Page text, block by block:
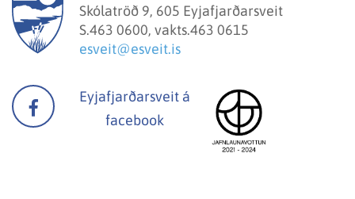
Skólatröð 9, 605 Eyjafjarðarsveit
S.463 0600, vakts.463 0615
esveit@esveit.is
Eyjafjarðarsveit á
facebook